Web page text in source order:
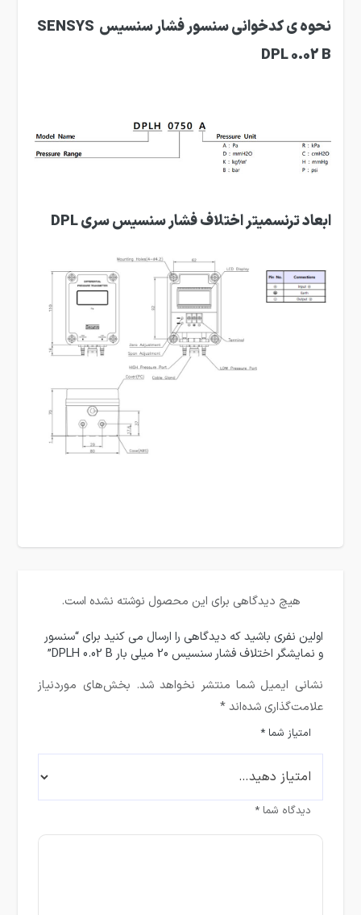
نحوه ی کدخوانی سنسور فشار سنسیس SENSYS
DPL 0.02 B
ابعاد ترنسمیتر اختلاف فشار سنسیس سری DPL
هیچ دیدگاهی برای این محصول نوشته نشده است.
اولین نفری باشید که دیدگاهی را ارسال می کنید برای “سنسور
و نمایشگر اختلاف فشار سنسیس 20 میلی بار DPLH 0.02 B”
نشانی ایمیل شما منتشر نخواهد شد. بخش‌های موردنیاز
علامت‌گذاری شده‌اند*
امتیاز شما*
دیدگاه شما*